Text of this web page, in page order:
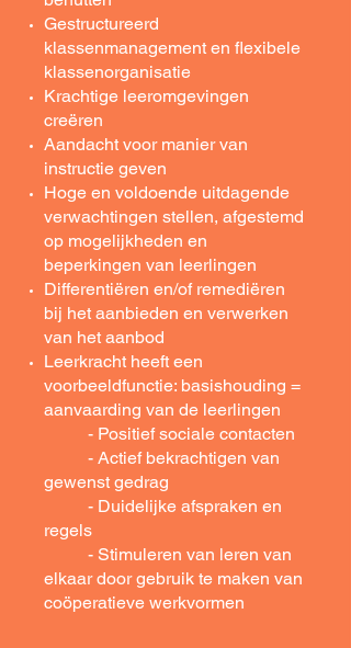
Gestructureerd
klassenmanagement en flexibele
klassenorganisatie
Krachtige leeromgevingen
creëren
Aandacht voor manier van
instructie geven
Hoge en voldoende uitdagende
verwachtingen stellen, afgestemd
op mogelijkheden en
beperkingen van leerlingen
Differentiëren en/of remediëren
bij het aanbieden en verwerken
van het aanbod
Leerkracht heeft een
voorbeeldfunctie: basishouding =
aanvaarding van de leerlingen
- Positief sociale contacten
- Actief bekrachtigen van
gewenst gedrag
- Duidelijke afspraken en
regels
- Stimuleren van leren van
elkaar door gebruik te maken van
coöperatieve werkvormen